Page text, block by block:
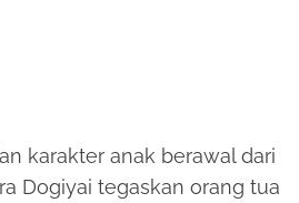
karakter anak berawal dari
Dogiyai tegaskan orang tua